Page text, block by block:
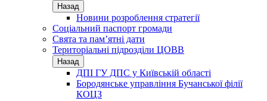
Назад
Новини розроблення стратегії
Соціальний паспорт громади
Свята та пам’ятні дати
Територіальні підрозділи ЦОВВ
Назад
ДПІ ГУ ДПС у Київській області
Бородянське управління Бучанської філії
КОЦЗ